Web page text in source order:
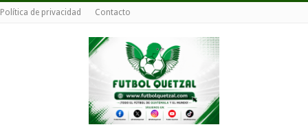
Política de privacidad Contacto